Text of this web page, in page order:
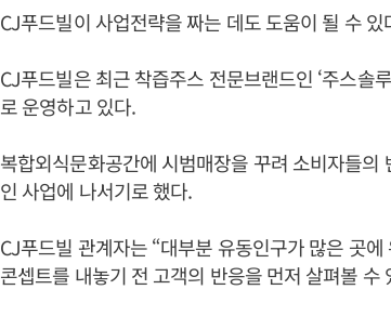
CJ푸드빌이 사업전략을 짜는 데도 도움이 될 수 있
CJ푸드빌은 최근 착즙주스 전문브랜드인 ‘주스솔
로 운영하고 있다.
복합외식문화공간에 시범매장을 꾸려 소비자들
인 사업에 나서기로 했다.
CJ푸드빌 관계자는 “대부분 유동인구가 많은 곳
콘셉트를 내놓기 전 고객의 반응을 먼저 살펴볼 수